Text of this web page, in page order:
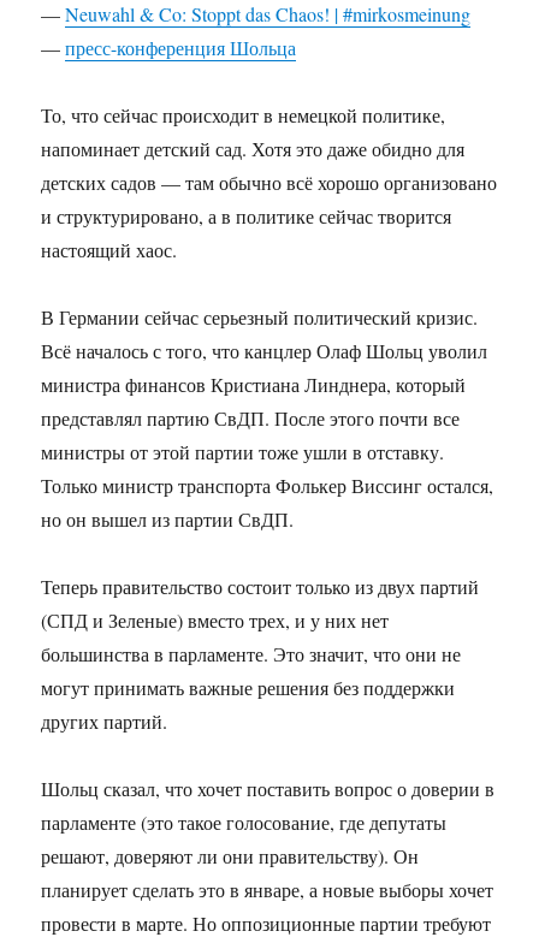
—Neuwahl & Co: Stoppt das Chaos! | #mirkosmeinung
—пресс-конференция Шольца
То, что сейчас происходит в немецкой политике,
напоминает детский сад. Хотя это даже обидно для
детских садов — там обычно всё хорошо организовано
и структурировано, а в политике сейчас творится
настоящий хаос.
В Германии сейчас серьезный политический кризис.
Всё началось с того, что канцлер Олаф Шольц уволил
министра финансов Кристиана Линднера, который
представлял партию СвДП. После этого почти все
министры от этой партии тоже ушли в отставку.
Только министр транспорта Фолькер Виссинг остался,
но он вышел из партии СвДП.
Теперь правительство состоит только из двух партий
(СПД и Зеленые) вместо трех, и у них нет
большинства в парламенте. Это значит, что они не
могут принимать важные решения без поддержки
других партий.
Шольц сказал, что хочет поставить вопрос о доверии в
парламенте (это такое голосование, где депутаты
решают, доверяют ли они правительству). Он
планирует сделать это в январе, а новые выборы хочет
провести в марте. Но оппозиционные партии требуют